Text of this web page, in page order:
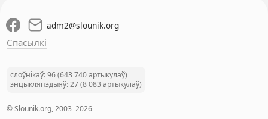
adm2@slounik.org
Спасылкі
слоўнікаў: 96 (643 740 артыкулаў)
энцыкляпэдыяў: 27 (8 083 артыкулаў)
© Slounik.org, 2003–2026